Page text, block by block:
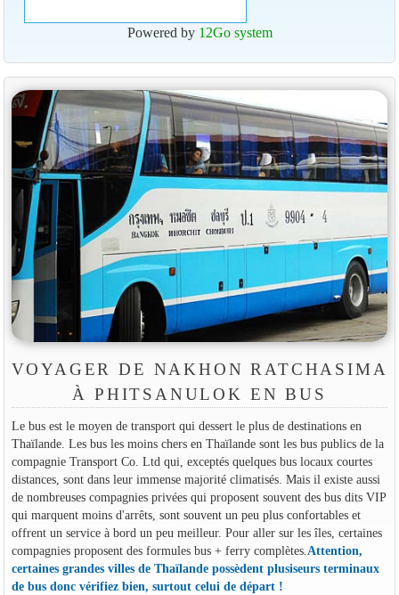
Powered by 12Go system
VOYAGER DE NAKHON RATCHASIMA
À PHITSANULOK EN BUS
Le bus est le moyen de transport qui dessert le plus de destinations en
Thaïlande. Les bus les moins chers en Thaïlande sont les bus publics de la
compagnie Transport Co. Ltd qui, exceptés quelques bus locaux courtes
distances, sont dans leur immense majorité climatisés. Mais il existe aussi
de nombreuses compagnies privées qui proposent souvent des bus dits VIP
qui marquent moins d'arrêts, sont souvent un peu plus confortables et
offrent un service à bord un peu meilleur. Pour aller sur les îles, certaines
compagnies proposent des formules bus + ferry complètes. Attention,
certaines grandes villes de Thaïlande possèdent plusiseurs terminaux
de bus donc vérifiez bien, surtout celui de départ !